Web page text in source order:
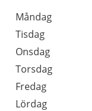
Dag
Öppettider
Kommentarer
Måndag
Tisdag
Onsdag
Torsdag
Fredag
Lördag